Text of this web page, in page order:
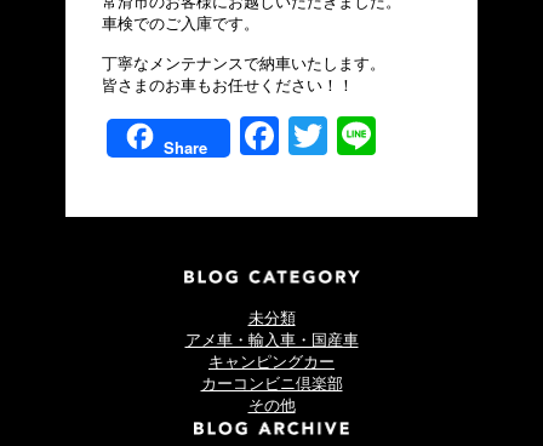
車検でのご入庫です。
丁寧なメンテナンスで納車いたします。
皆さまのお車もお任せください！！
Share
FacebookTwitter
未分類
アメ車・輸入車・国産車
キャンピングカー
カーコンビニ倶楽部
その他